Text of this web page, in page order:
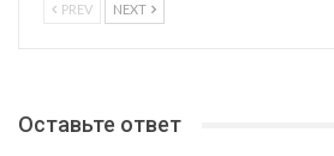
PREV NEXT
Оставьте ответ